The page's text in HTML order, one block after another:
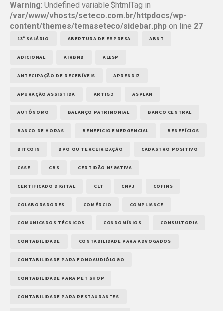
Warning: Undefined variable $htmlTag in
/var/www/vhosts/seteco.com.br/httpdocs/wp-
content/themes/temaseteco/sidebar.php on line 27
13º SALÁRIO ABERTURA DE EMPRESA ABNT
ADICIONAL AIRBNB ALESP
ANTECIPAÇÃO DE RECEBÍVEIS APRENDIZ
APURAÇÃO ASSISTIDA ARTIGO ASPLAN
AUTÔNOMO BALANÇO PATRIMONIAL BANCO CENTRAL
BANCO DE HORAS BENEFICIO EMERGENCIAL BENEFÍCIOS
BITCOIN BPO OU TERCEIRIZAÇÃO CADASTRO POSITIVO
CASE CBS CERTIDÃO NEGATIVA
CERTIFICADO DIGITAL CLT CNPJ COFINS
COLABORADORES COMÉRCIO COMPLIANCE
COMUNICADOS TÉCNICOS CONDOMÍNIOS CONSULTORIA
CONTABILIDADE CONTABILIDADE PARA ADVOGADOS
CONTABILIDADE PARA FONOAUDIÓLOGO
CONTABILIDADE PARA PET SHOP
CONTABILIDADE PARA RESTAURANTES